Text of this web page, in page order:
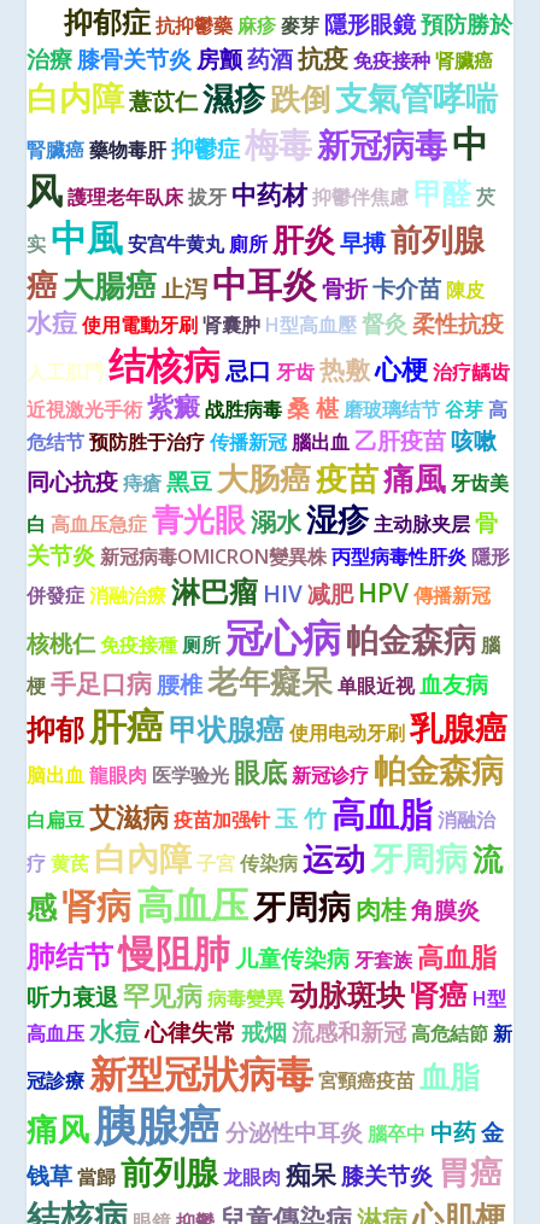
抑郁症 抗抑鬱藥 麻疹 麥芽 隱形眼鏡預防勝於
治療膝骨关节炎 房颤药酒抗疫 免疫接种 肾臟癌
白内障薏苡仁濕疹跌倒支氣管哮喘
腎臟癌 藥物毒肝抑鬱症梅毒新冠病毒中
风 護理老年臥床拔牙 中药材抑鬱伴焦慮 甲醛 芡
实 中風 安宫牛黄丸 廁所 肝炎 早搏前列腺
癌大腸癌止泻中耳炎 骨折卡介苗 陳皮
水痘 使用電動牙刷 肾囊肿 H型高血壓 督灸 柔性抗疫
人工肛門 结核病忌口 牙齿 热敷心梗 治疗龋齿
近視激光手術 紫癜战胜病毒 桑 椹 磨玻璃结节 谷芽 高
危结节 预防胜于治疗 传播新冠 腦出血 乙肝疫苗咳嗽
同心抗疫 痔瘡 黑豆大肠癌疫苗痛風 牙齿美
白 高血压急症 青光眼溺水湿疹主动脉夹层 骨
关节炎 新冠病毒OMICRON變異株丙型病毒性肝炎 隱形
併發症 消融治療 淋巴瘤 HIV减肥 HPV 傳播新冠
核桃仁免疫接種 厕所 冠心病帕金森病 腦
梗 手足口病腰椎老年癡呆单眼近视血友病
抑郁肝癌甲状腺癌 使用电动牙刷 乳腺癌
脑出血 龍眼肉 医学验光 眼底 新冠诊疗 帕金森病
白扁豆 艾滋病 疫苗加强针玉 竹高血脂 消融治
疗 黄芪 白內障 子宮 传染病 运动牙周病流
感肾病高血压牙周病肉桂角膜炎
肺结节慢阻肺 儿童传染病 牙套族 高血脂
听力衰退罕见病 病毒變異 动脉斑块肾癌 H型
高血压 水痘心律失常 戒烟流感和新冠 高危結節 新
冠診療 新型冠狀病毒 宮頸癌疫苗 血脂
痛风胰腺癌分泌性中耳炎 腦卒中 中药金
钱草 當歸 前列腺龙眼肉 痴呆膝关节炎 胃癌